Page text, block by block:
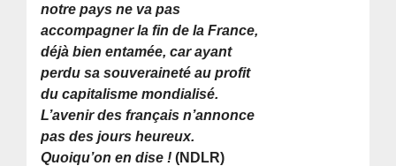
notre pays ne va pas
accompagner la fin de la France,
déjà bien entamée, car ayant
perdu sa souveraineté au profit
du capitalisme mondialisé.
L’avenir des français n’annonce
pas des jours heureux.
Quoiqu’on en dise !(NDLR)